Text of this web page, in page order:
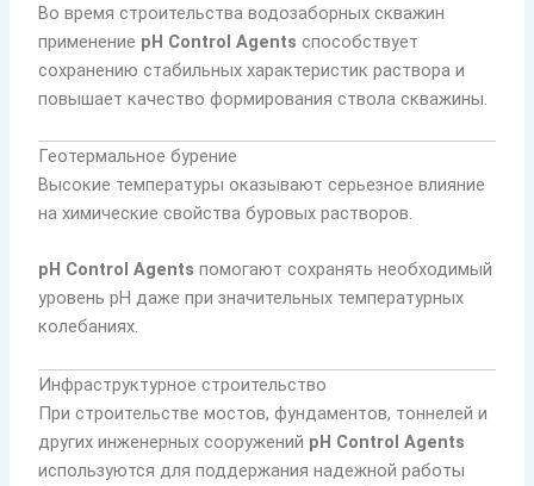
Во время строительства водозаборных скважин
применение pH Control Agents способствует
сохранению стабильных характеристик раствора и
повышает качество формирования ствола скважины.
Геотермальное бурение
Высокие температуры оказывают серьезное влияние
на химические свойства буровых растворов.
pH Control Agents помогают сохранять необходимый
уровень pH даже при значительных температурных
колебаниях.
Инфраструктурное строительство
При строительстве мостов, фундаментов, тоннелей и
других инженерных сооружений pH Control Agents
используются для поддержания надежной работы